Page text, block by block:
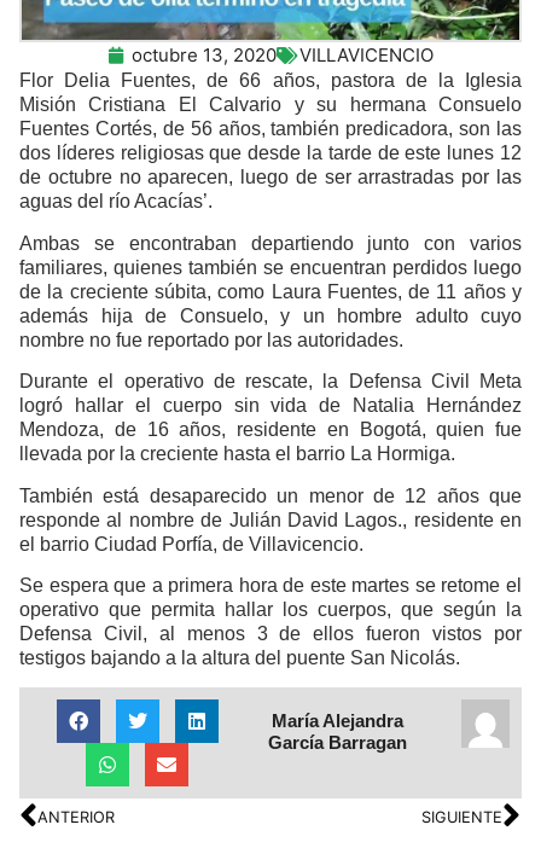
octubre 13, 2020 VILLAVICENCIO
Flor Delia Fuentes, de 66 años, pastora de la Iglesia
Misión Cristiana El Calvario y su hermana Consuelo
Fuentes Cortés, de 56 años, también predicadora, son las
dos líderes religiosas que desde la tarde de este lunes 12
de octubre no aparecen, luego de ser arrastradas por las
aguas del río Acacías’.
Ambas se encontraban departiendo junto con varios
familiares, quienes también se encuentran perdidos luego
de la creciente súbita, como Laura Fuentes, de 11 años y
además hija de Consuelo, y un hombre adulto cuyo
nombre no fue reportado por las autoridades.
Durante el operativo de rescate, la Defensa Civil Meta
logró hallar el cuerpo sin vida de Natalia Hernández
Mendoza, de 16 años, residente en Bogotá, quien fue
llevada por la creciente hasta el barrio La Hormiga.
También está desaparecido un menor de 12 años que
responde al nombre de Julián David Lagos., residente en
el barrio Ciudad Porfía, de Villavicencio.
Se espera que a primera hora de este martes se retome el
operativo que permita hallar los cuerpos, que según la
Defensa Civil, al menos 3 de ellos fueron vistos por
testigos bajando a la altura del puente San Nicolás.
María Alejandra
García Barragan
ANTERIOR SIGUIENTE